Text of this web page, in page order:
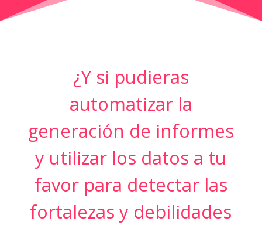
¿Y si pudieras
automatizar la
generación de informes
y utilizar los datos a tu
favor para detectar las
fortalezas y debilidades